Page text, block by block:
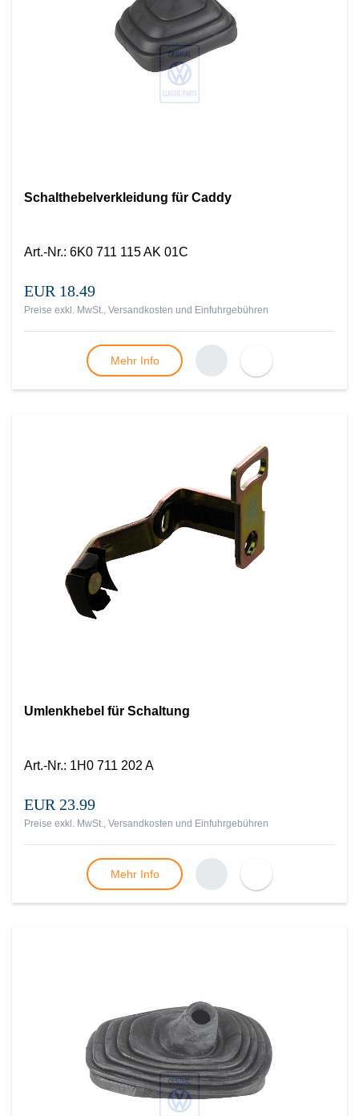
Schalthebelverkleidung für Caddy
Art.-Nr.: 6K0 711 115 AK 01C
EUR 18.49
Preise exkl. MwSt., Versandkosten und Einfuhrgebühren
Mehr Info
Umlenkhebel für Schaltung
Art.-Nr.: 1H0 711 202 A
EUR 23.99
Preise exkl. MwSt., Versandkosten und Einfuhrgebühren
Mehr Info